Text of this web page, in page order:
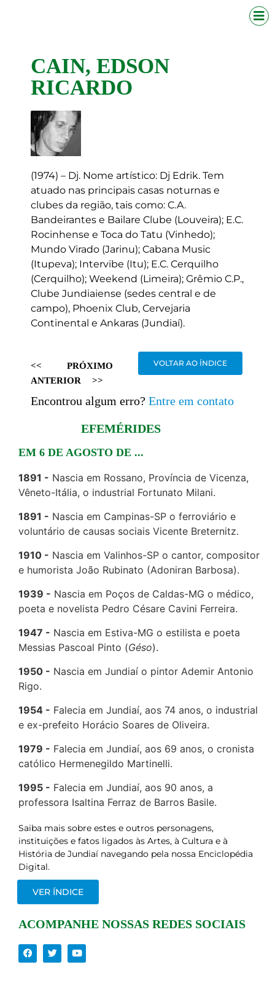
CAIN, EDSON
RICARDO
(1974) – Dj. Nome artístico: Dj Edrik. Tem
atuado nas principais casas noturnas e
clubes da região, tais como: C.A.
Bandeirantes e Bailare Clube (Louveira); E.C.
Rocinhense e Toca do Tatu (Vinhedo);
Mundo Virado (Jarinu); Cabana Music
(Itupeva); Intervibe (Itu); E.C. Cerquilho
(Cerquilho); Weekend (Limeira); Grêmio C.P.,
Clube Jundiaiense (sedes central e de
campo), Phoenix Club, Cervejaria
Continental e Ankaras (Jundiaí).
<<
ANTERIOR
PRÓXIMO
>>
VOLTAR AO ÍNDICE
Encontrou algum erro? Entre em contato
EFEMÉRIDES
EM 6 DE AGOSTO DE ...
1891
Nascia em Rossano, Província de Vicenza,
Vêneto-Itália, o industrial Fortunato Milani.
1891
Nascia em Campinas-SP o ferroviário e
voluntário de causas sociais Vicente Breternitz.
1910
Nascia em Valinhos-SP o cantor, compositor
e humorista João Rubinato (Adoniran Barbosa).
1939
Nascia em Poços de Caldas-MG o médico,
poeta e novelista Pedro Césare Cavini Ferreira.
1947
Nascia em Estiva-MG o estilista e poeta
Messias Pascoal Pinto (Géso).
1950
Nascia em Jundiaí o pintor Ademir Antonio
Rigo.
1954
Falecia em Jundiaí, aos 74 anos, o industrial
e ex-prefeito Horácio Soares de Oliveira.
1979
Falecia em Jundiaí, aos 69 anos, o cronista
católico Hermenegildo Martinelli.
1995
Falecia em Jundiaí, aos 90 anos, a
professora Isaltina Ferraz de Barros Basile.
Saiba mais sobre estes e outros personagens,
instituições e fatos ligados às Artes, à Cultura e à
História de Jundiaí navegando pela nossa Enciclopédia
Digital.
VER ÍNDICE
ACOMPANHE NOSSAS REDES SOCIAIS